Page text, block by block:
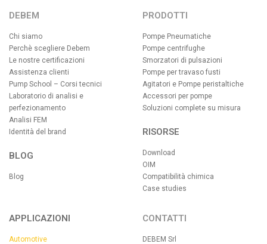
DEBEM
Chi siamo
Perchè scegliere Debem
Le nostre certificazioni
Assistenza clienti
Pump School – Corsi tecnici
Laboratorio di analisi e
perfezionamento
Analisi FEM
Identità del brand
BLOG
Blog
PRODOTTI
Pompe Pneumatiche
Pompe centrifughe
Smorzatori di pulsazioni
Pompe per travaso fusti
Agitatori e Pompe peristaltiche
Accessori per pompe
Soluzioni complete su misura
RISORSE
Download
OIM
Compatibilità chimica
Case studies
APPLICAZIONI
Automotive
CONTATTI
DEBEM Srl